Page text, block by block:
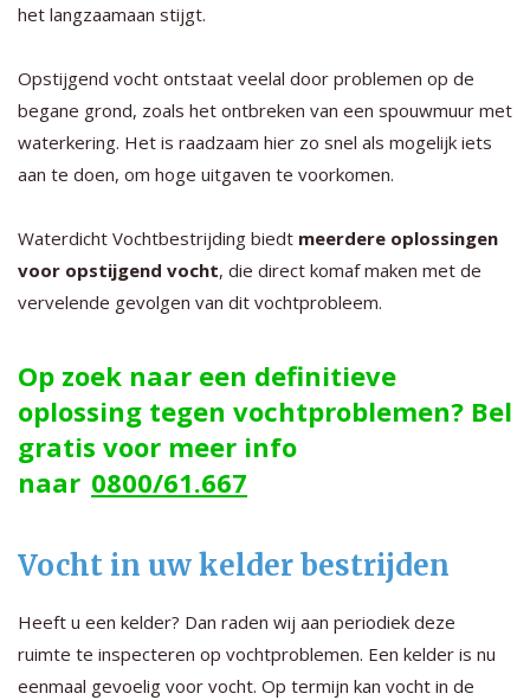
het langzaamaan stijgt.
Opstijgend vocht ontstaat veelal door problemen op de
begane grond, zoals het ontbreken van een spouwmuur met
waterkering. Het is raadzaam hier zo snel als mogelijk iets
aan te doen, om hoge uitgaven te voorkomen.
Waterdicht Vochtbestrijding biedt meerdere oplossingen
voor opstijgend vocht, die direct komaf maken met de
vervelende gevolgen van dit vochtprobleem.
Op zoek naar een definitieve
oplossing tegen vochtproblemen? Bel
gratis voor meer info
naar 0800/61.667
Vocht in uw kelder bestrijden
Heeft u een kelder? Dan raden wij aan periodiek deze
ruimte te inspecteren op vochtproblemen. Een kelder is nu
eenmaal gevoelig voor vocht. Op termijn kan vocht in de